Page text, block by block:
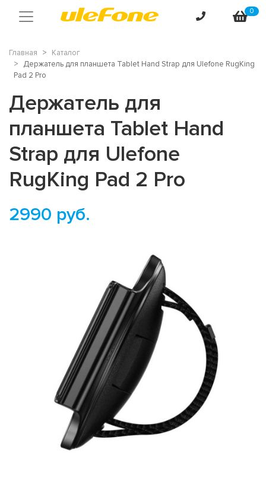
0
Главная
Каталог
Держатель для планшета Tablet Hand Strap для Ulefone RugKing
Pad 2 Pro
Держатель для
планшета Tablet Hand
Strap для Ulefone
RugKing Pad 2 Pro
2990 руб.